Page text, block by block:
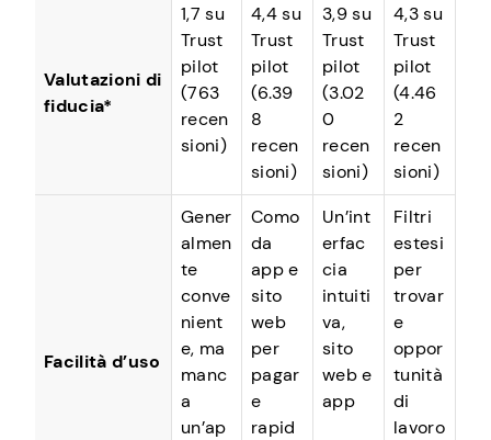
Valutazioni di
fiducia*
1,7 su
Trust
pilot
(763
recen
sioni)
4,4 su
Trust
pilot
(6.39
8
recen
sioni)
3,9 su
Trust
pilot
(3.02
0
recen
sioni)
4,3 su
Trust
pilot
(4.46
2
recen
sioni)
Facilità d’uso
Gener
almen
te
conve
nient
e, ma
manc
a
un’ap
Como
da
app e
sito
web
per
pagar
e
rapid
Un’int
erfac
cia
intuiti
va,
sito
web e
app
Filtri
estesi
per
trovar
e
oppor
tunità
di
lavoro